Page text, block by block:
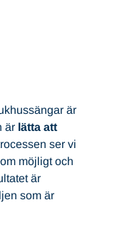
är
är lätta att
ser vi
möjligt och
är
som är